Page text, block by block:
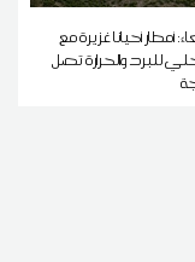
أمطار أحيانا غزيرة مع
للبرد والحرارة تصل